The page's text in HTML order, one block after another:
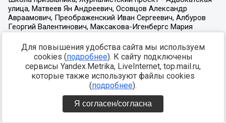
Для повышения удобства сайта мы используем
cookies (подробнее). К сайту подключены
сервисы Yandex.Metrika, LiveInternet, top.mail.ru,
которые также используют файлы cookies
(подробнее).
Я согласен/согласна